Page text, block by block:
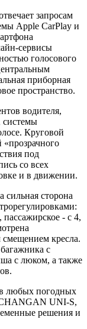
запросам
Apple CarPlay и
сервисы
голосового
приборная
пространство.
водителя,
системы
Круговой
под
со всех
и в движении.
сильная сторона
- с 4,
смещением кресла.
с
с люком, а также
в любых погодных
CHANGAN UNI-S,
решения и